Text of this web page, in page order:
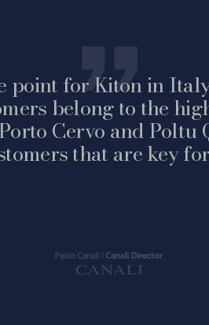
point for Kiton in
belong to the
Cervo and Poltu
that are key
Vai